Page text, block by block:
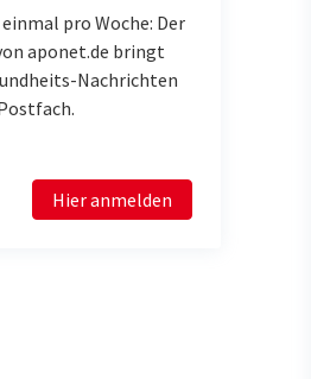
pro Woche: Der
aponet.de bringt
Nachrichten
Hier anmelden